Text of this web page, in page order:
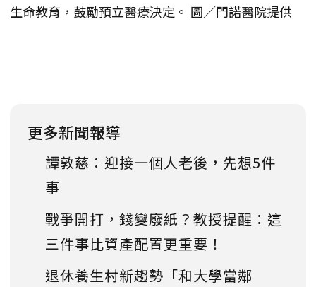
生命教育，鼓勵預立醫療決定。 圖／門諾醫院提供
更多新聞報導
譚敦慈：迎接一個人老後，先想5件
事
戰爭開打，錢變廢紙？教授提醒：這
三件事比資產配置更重要！
退休養生村新趨勢「和大學當鄰